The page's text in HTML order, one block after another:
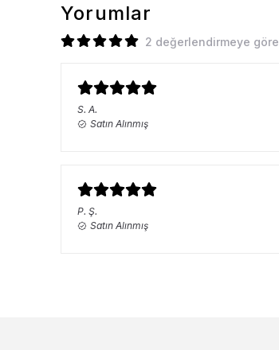
Yorumlar
2 değerlendirmeye göre
S. A.
Satın Alınmış
P. Ş.
Satın Alınmış